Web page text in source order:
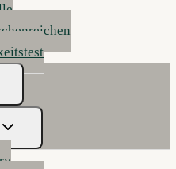
Untermenü